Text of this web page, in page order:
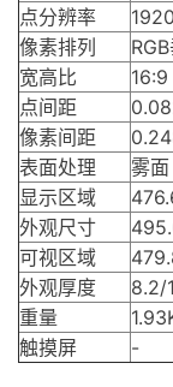
点分辨率
像素排列
宽高比
点间距
像素间距
表面处理
雾
显示区域
外观尺寸
可视区域
外观厚度
8.2/
重量
触摸屏
-